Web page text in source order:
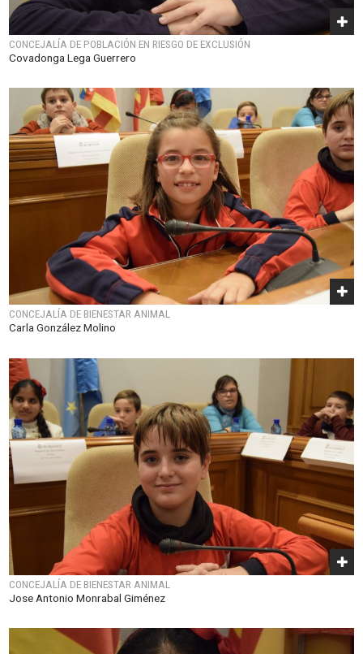
CONCEJALÍA DE POBLACIÓN EN RIESGO DE EXCLUSIÓN
Covadonga Lega Guerrero
CONCEJALÍA DE BIENESTAR ANIMAL
Carla González Molino
CONCEJALÍA DE BIENESTAR ANIMAL
Jose Antonio Monrabal Giménez